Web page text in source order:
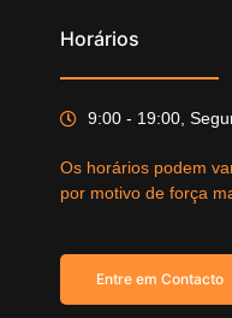
Horários
9:00 - 19:00,
Os horários podem
por motivo de força
Entre em Contacto